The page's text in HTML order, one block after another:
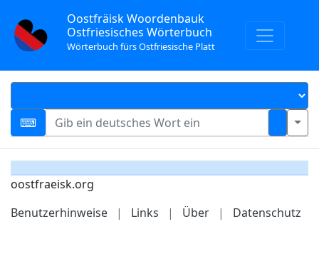
Oostfräisk Woordenbauk
Ostfriesisches Wörterbuch
Wörterbuch fürs Ostfriesische Platt
oostfraeisk.org
Benutzerhinweise
| Links | Über | Datenschutz